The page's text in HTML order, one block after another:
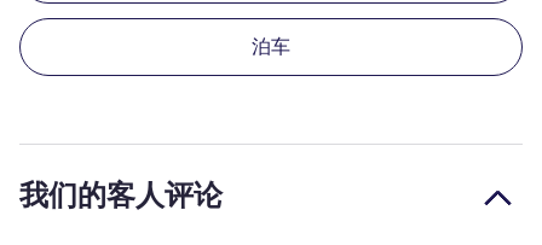
泊车
我们的客人评论